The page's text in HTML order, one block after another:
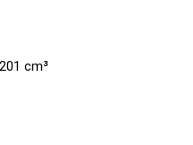
cm³